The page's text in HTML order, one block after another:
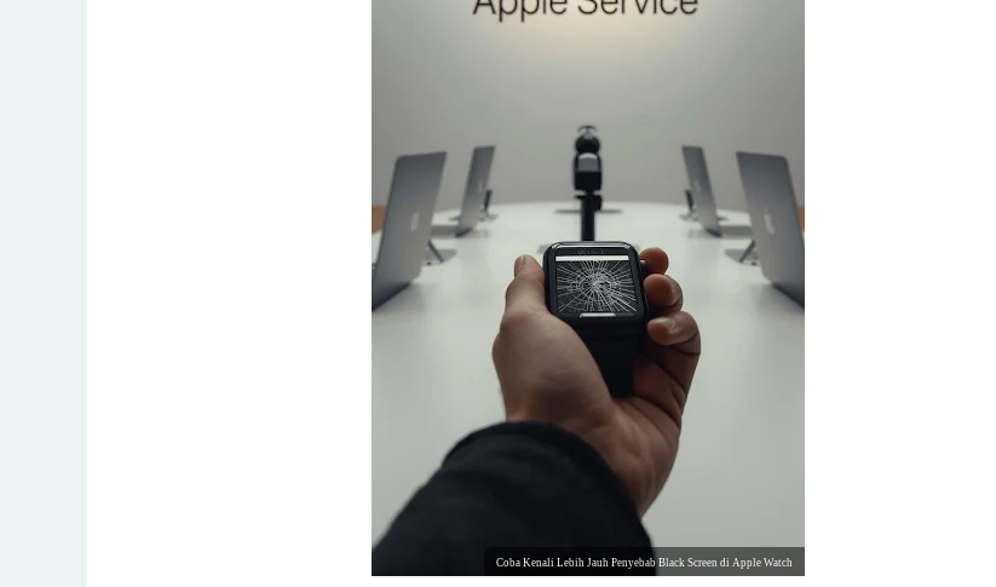
Coba Kenali Lebih Jauh Penyebab Black Screen di Apple Watch